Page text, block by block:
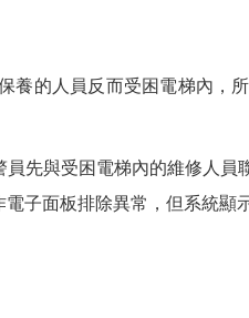
的人員反而受困電梯內，
先與受困電梯內的維修人
子面板排除異常，但系統顯